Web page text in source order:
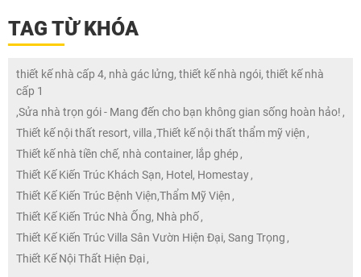
TAG TỪ KHÓA
thiết kế nhà cấp 4, nhà gác lửng, thiết kế nhà ngói, thiết kế nhà
cấp 1
,Sửa nhà trọn gói - Mang đến cho bạn không gian sống hoàn hảo! ,
Thiết kế nội thất resort, villa ,Thiết kế nội thất thẩm mỹ viện ,
Thiết kế nhà tiền chế, nhà container, lắp ghép ,
Thiết Kế Kiến Trúc Khách Sạn, Hotel, Homestay,
Thiết Kế Kiến Trúc Bệnh Viện,Thẩm Mỹ Viện ,
Thiết Kế Kiến Trúc Nhà Ống, Nhà phố,
Thiết Kế Kiến Trúc Villa Sân Vườn Hiện Đại, Sang Trọng ,
Thiết Kế Nội Thất Hiện Đại,